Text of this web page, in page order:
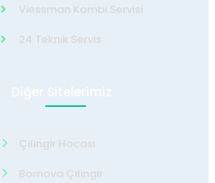
Viessman Kombi Servisi
24 Teknik Servis
Diğer Sitelerimiz
Çilingir Hocası
Bornova Çilingir